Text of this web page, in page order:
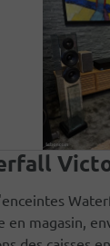
en magasin,